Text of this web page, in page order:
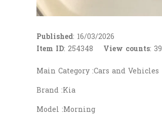
Published: 16/03/2026
Item ID: 254348 View counts: 39
Main Category :Cars and Vehicles
Brand :Kia
Model :Morning